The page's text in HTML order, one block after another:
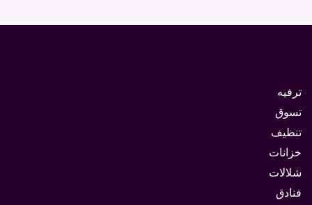
ترفيه
تسوق
تنظيف
خزانات
شلالات
فنادق